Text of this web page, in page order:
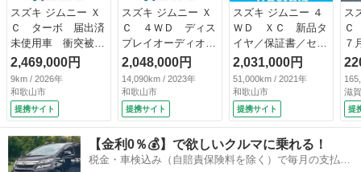
スズキ ジムニー Ｘ
Ｃ ターボ 届出済
未使用車 衝突被害
軽減システム レー
ダークルーズ コー
ナーセンサー スマ
ートキー＆プッシュ
スタート ＬＥＤヘ
ッド 純正１６イン
チアルミ 前席シー
トヒーター （検
2,469,000円
9km / 2026年
和歌山市
提携サイト
スズキ ジムニー Ｘ
Ｃ ４ＷＤ ディス
プレイオーディオ
バックカメラ 衝突
被害軽減システム
禁煙車 シートヒー
ター スマートキ
ー ＬＥＤヘッド
クルーズコントロー
ル 純正１６インチ
アルミ オートライ
2,048,000円
14,090km / 2023年
和歌山市
提携サイト
スズキ ジムニー ４
ＷＤ ＸＣ 新品タ
イヤ／保証書／セー
フティサポート（ス
ズキ）／シートヒー
ター 前席／車線逸
脱防止支援システム
／ドライブレコーダ
ー 前後／ヘッドラ
ンプ ＬＥＤ／ＵＳ
Ｂジャック／ＥＴＣ
2,031,000円
51,000km / 2021年
和歌山市
提携サイト
ス
Ｃ
７
ー
ト
オ
（
滋
提
【金利0％💰】で欲しいクルマに乗れる！
税金・車検込み（自賠責保険料を除く）で毎月の支払額